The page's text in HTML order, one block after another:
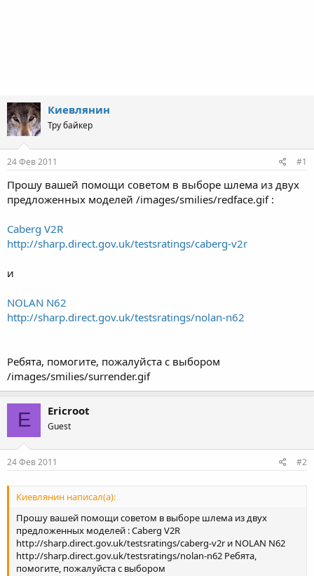
Киевлянин
Тру байкер
24 Фев 2011 #1
Прошу вашей помощи советом в выборе шлема из двух
предложенных моделей /images/smilies/redface.gif :
Caberg V2R
http://sharp.direct.gov.uk/testsratings/caberg-v2r
и
NOLAN N62
http://sharp.direct.gov.uk/testsratings/nolan-n62
Ребята, помогите, пожалуйста с выбором
/images/smilies/surrender.gif
E Ericroot
Guest
24 Фев 2011 #2
Киевлянин написал(а):
Прошу вашей помощи советом в выборе шлема из двух
предложенных моделей : Caberg V2R
http://sharp.direct.gov.uk/testsratings/caberg-v2r и NOLAN N62
http://sharp.direct.gov.uk/testsratings/nolan-n62 Ребята,
помогите, пожалуйста с выбором